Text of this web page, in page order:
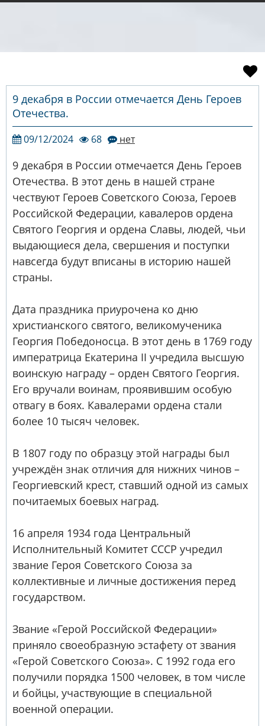
9 декабря в России отмечается День Героев
Отечества.
09/12/2024 68 нет
9 декабря в России отмечается День Героев
Отечества. В этот день в нашей стране
чествуют Героев Советского Союза, Героев
Российской Федерации, кавалеров ордена
Святого Георгия и ордена Славы, людей, чьи
выдающиеся дела, свершения и поступки
навсегда будут вписаны в историю нашей
страны.
Дата праздника приурочена ко дню
христианского святого, великомученика
Георгия Победоносца. В этот день в 1769 году
императрица Екатерина II учредила высшую
воинскую награду – орден Святого Георгия.
Его вручали воинам, проявившим особую
отвагу в боях. Кавалерами ордена стали
более 10 тысяч человек.
В 1807 году по образцу этой награды был
учреждён знак отличия для нижних чинов –
Георгиевский крест, ставший одной из самых
почитаемых боевых наград.
16 апреля 1934 года Центральный
Исполнительный Комитет СССР учредил
звание Героя Советского Союза за
коллективные и личные достижения перед
государством.
Звание «Герой Российской Федерации»
приняло своеобразную эстафету от звания
«Герой Советского Союза». С 1992 года его
получили порядка 1500 человек, в том числе
и бойцы, участвующие в специальной
военной операции.